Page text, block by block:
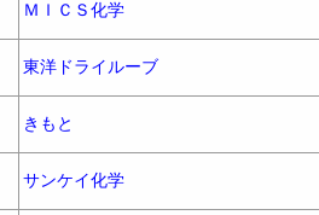
ＭＩＣＳ化学
東洋ドライルーブ
きもと
サンケイ化学